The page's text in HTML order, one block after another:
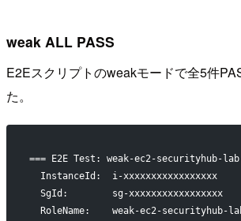
weak ALL PASS
E2Eスクリプトのweakモードで全5件
た。
=== E2E Test: weak-ec2-securityhub-lab
  InstanceId:  i-xxxxxxxxxxxxxxxxx
  SgId:        sg-xxxxxxxxxxxxxxxxx
RoleName:    weak-ec2-securityhub-